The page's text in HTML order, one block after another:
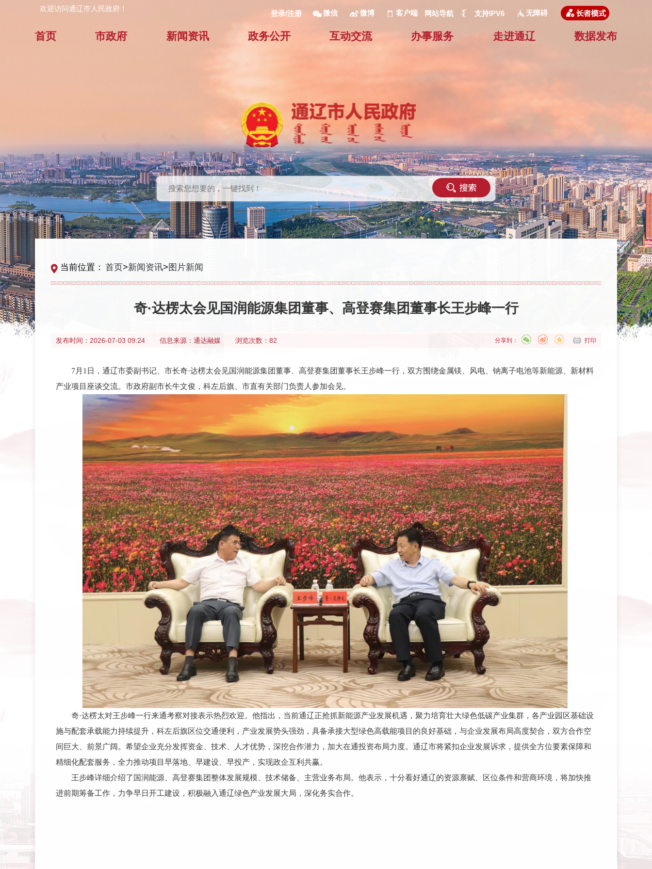
欢迎访问通辽市人民政府！
登录/注册 微信 微博 客户端 网站导航 支持IPV6 无障碍
首页 市政府 新闻资讯 政务公开 互动交流 办事服务 走进通辽 数据发布
当前位置： 首页>新闻资讯> 图片新闻
奇·达楞太会见国润能源集团董事、高登赛集团董事长王步峰一行
发布时间： 2026-07-03 09:24 信息来源： 通达融媒 浏览次数：82 打印
分享到：
7月1日，通辽市委副书记、市长奇·达楞太会见国润能源集团董事、高登赛集团董事长王步峰一行，双方围绕金属镁、风电、钠离子电池等新能源、新材料
产业项目座谈交流。市政府副市长牛文俊，科左后旗、市直有关部门负责人参加会见。
奇·达楞太对王步峰一行来通考察对接表示热烈欢迎。他指出，当前通辽正抢抓新能源产业发展机遇，聚力培育壮大绿色低碳产业集群，各产业园区基础设
施与配套承载能力持续提升，科左后旗区位交通便利，产业发展势头强劲，具备承接大型绿色高载能项目的良好基础，与企业发展布局高度契合，双方合作空
间巨大、前景广阔。希望企业充分发挥资金、技术、人才优势，深挖合作潜力，加大在通投资布局力度。通辽市将紧扣企业发展诉求，提供全方位要素保障和
精细化配套服务，全力推动项目早落地、早建设、早投产，实现政企互利共赢。
王步峰详细介绍了国润能源、高登赛集团整体发展规模、技术储备、主营业务布局。他表示，十分看好通辽的资源禀赋、区位条件和营商环境，将加快推
进前期筹备工作，力争早日开工建设，积极融入通辽绿色产业发展大局，深化务实合作。